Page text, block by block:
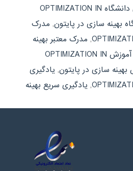
کلاس دانشگاه OPTIMIZATION IN
بهینه سازی در پایتون, مدرک
, مدرک معتبر بهینه
مرجع آموزش OPTIMIZATION IN
سازی در پایتون, یادگیری
, یادگیری سریع بهینه